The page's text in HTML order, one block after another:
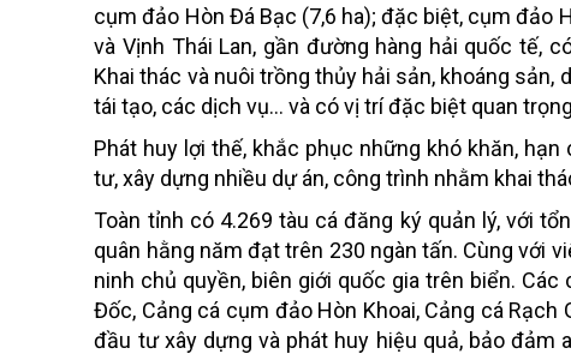
cụm đảo Hòn Đá Bạc (7,6 ha); đặc biệt, cụm đảo
và Vịnh Thái Lan, gần đường hàng hải quốc tế,
Khai thác và nuôi trồng thủy hải sản, khoáng
tái tạo, các dịch vụ... và có vị trí đặc biệt quan
Phát huy lợi thế, khắc phục những khó khăn,
tư, xây dựng nhiều dự án, công trình nhằm khai
Toàn tỉnh có 4.269 tàu cá đăng ký quản lý, với
quân hằng năm đạt trên 230 ngàn tấn. Cùng với
ninh chủ quyền, biên giới quốc gia trên biển.
Đốc, Cảng cá cụm đảo Hòn Khoai, Cảng cá Rạch
đầu tư xây dựng và phát huy hiệu quả, bảo đảm